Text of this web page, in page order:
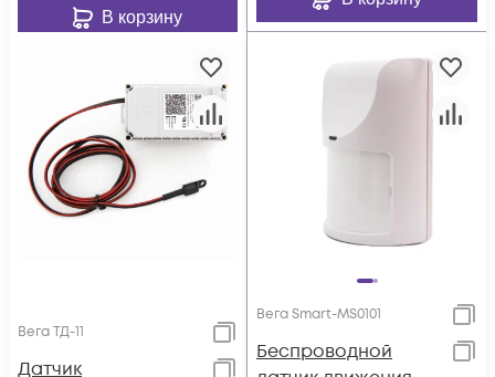
В корзину
Вега ТД-11
Датчик
Вега Smart-MS0101
Беспроводной